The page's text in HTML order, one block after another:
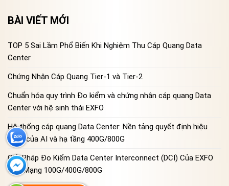
BÀI VIẾT MỚI
TOP 5 Sai Lầm Phổ Biến Khi Nghiệm Thu Cáp Quang Data
Center
Chứng Nhận Cáp Quang Tier-1 và Tier-2
Chuẩn hóa quy trình Đo kiểm và chứng nhận cáp quang Data
Center với hệ sinh thái EXFO
Hệ thống cáp quang Data Center: Nền tảng quyết định hiệu
năng của AI và hạ tầng 400G/800G
Giải Pháp Đo Kiểm Data Center Interconnect (DCI) Của EXFO
Cho Mạng 100G/400G/800G